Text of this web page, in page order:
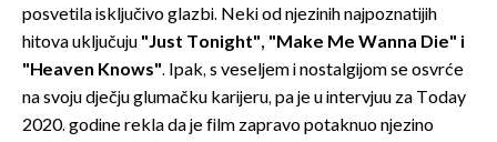
posvetila isključivo glazbi. Neki od njezinih najpoznatijih
hitova uključuju "Just Tonight", "Make Me Wanna Die" i
"Heaven Knows". Ipak, s veseljem i nostalgijom se osvrće
na svoju dječju glumačku karijeru, pa je u intervjuu za Today
2020. godine rekla da je film zapravo potaknuo njezino